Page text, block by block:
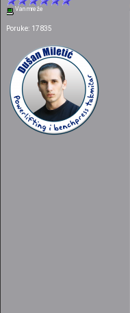
Van mreže
Poruke: 17835